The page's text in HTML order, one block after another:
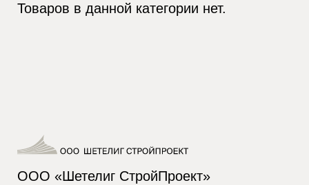
Товаров в данной категории нет.
ООО «Шетелиг СтройПроект»